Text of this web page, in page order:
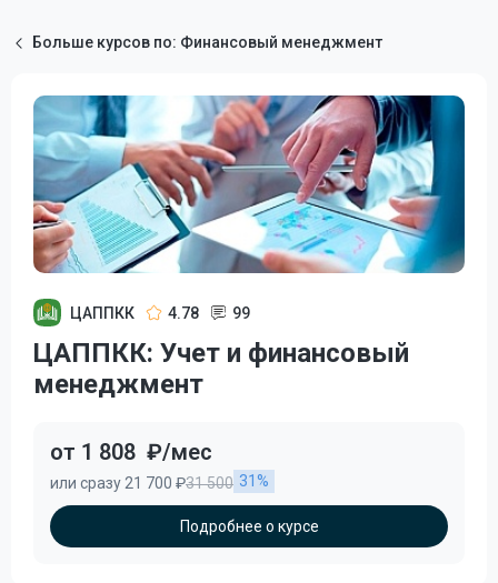
Больше курсов по: Финансовый менеджмент
ЦАППКК 4.78 99
ЦАППКК: Учет и финансовый
менеджмент
от 1 808 ₽/мес
или сразу 21 700 ₽31 500 31%
Подробнее о курсе